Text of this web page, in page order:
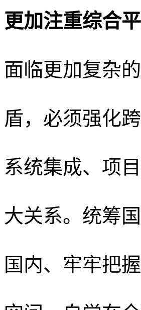
更加注重综合
面临更加复杂
盾，必须强化
系统集成、项
大关系。统筹
国内、牢牢把